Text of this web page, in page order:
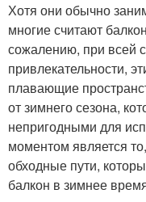
Хотя они обычно
многие считают
сожалению, при всей
привлекательности,
плавающие
от зимнего сезона,
непригодными для
моментом является
обходные пути,
балкон в зимнее